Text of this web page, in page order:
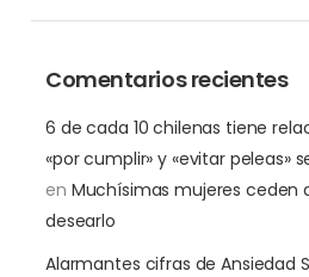
Comentarios recientes
6 de cada 10 chilenas tiene
«por cumplir» y «evitar peleas»
en Muchísimas mujeres ceden
desearlo
Alarmantes cifras de Ansiedad